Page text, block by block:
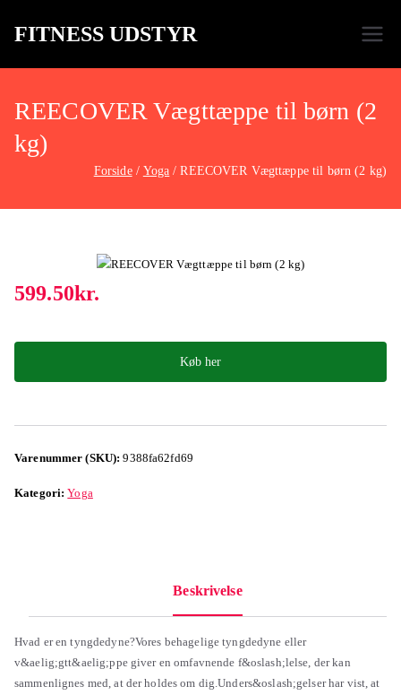
FITNESS UDSTYR
REECOVER Vægttæppe til børn (2
kg)
Forside Yoga REECOVER Vægttæppe til børn (2 kg)
599.50kr.
Køb her
Varenummer (SKU):9388fa62fd69
Kategori:Yoga
Beskrivelse
Hvad er en tyngdedyne?Vores behagelige tyngdedyne eller
v&aelig;gtt&aelig;ppe giver en omfavnende f&oslash;lelse, der kan
sammenlignes med, at der holdes om dig.Unders&oslash;gelser har vist, at